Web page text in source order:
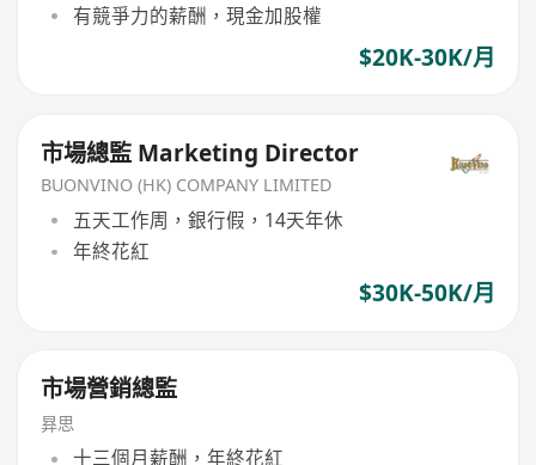
有競爭力的薪酬，現金加股權
$20K-30K/月
市場總監 Marketing Director
BUONVINO (HK) COMPANY LIMITED
五天工作周，銀行假，14天年休
年終花紅
$30K-50K/月
市場營銷總監
昪思
十三個月薪酬，年終花紅